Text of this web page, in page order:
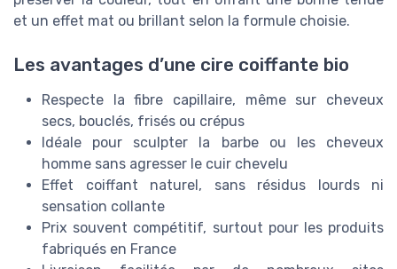
et un effet mat ou brillant selon la formule choisie.
Les avantages d’une cire coiffante bio
Respecte la fibre capillaire, même sur cheveux
secs, bouclés, frisés ou crépus
Idéale pour sculpter la barbe ou les cheveux
homme sans agresser le cuir chevelu
Effet coiffant naturel, sans résidus lourds ni
sensation collante
Prix souvent compétitif, surtout pour les produits
fabriqués en France